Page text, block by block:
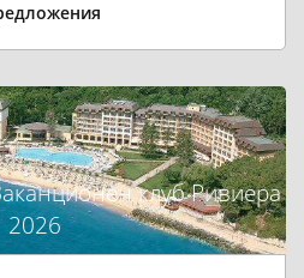
клуб Ривиера
2026